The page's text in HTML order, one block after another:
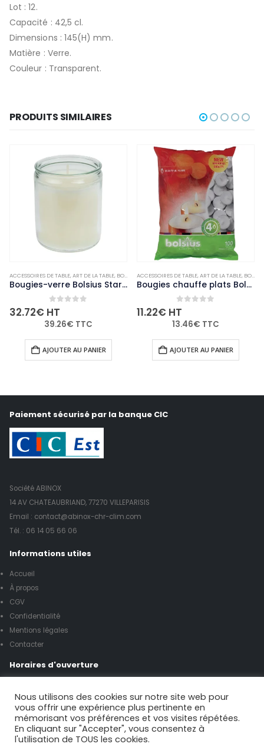
Lot : 12.
Capacité : 42,5 cl.
Dimensions : 145(H) mm.
Matière : Verre.
Couleur : Transparent.
PRODUITS SIMILAIRES
,NON-PALETTISABLE
ACCESSOIRES DE TABLE,ART DE LA TABLE, BOUGIES ET PHOTOPHORES ,NON-PALETTISABLE
Bougies-verre Bolsius Starlight transparentes (lot de 8)
0out of 5
32.72€ HT
39.26€ TTC
AJOUTER AU PANIER
ACCESSOIRES DE TABLE,ART DE LA TABLE, BOUGIES ET PHOTOPHORES
Bougies chauffe plats Bolsius 4 heures (Lot de 100)
0
11.22€ HT
13.46€ TTC
AJOUTER AU PANIER
Paiement sécurisé par la banque CIC
Société ABINOX
14 AV CHATEAUBRIAND, 77270 VILLEPARISIS
Email : contact@abinox-chr-clim.com
Tél. : 06 14 05 66 06
Informations utiles
Accueil
À propos
CGV
Confidentialité
Mentions légales
Contacter
Horaires d'ouverture
Samedi de 9h00 à 12h00
Nous utilisons des cookies sur notre site web pour
vous offrir une expérience plus pertinente en
mémorisant vos préférences et vos visites répétées.
En cliquant sur "Accepter", vous consentez à
l'utilisation de TOUS les cookies.